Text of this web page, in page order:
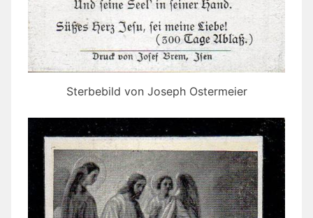
Sterbebild von Joseph Ostermeier